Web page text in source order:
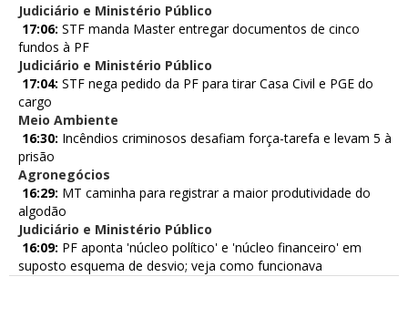
Judiciário e Ministério Público
17:06: STF manda Master entregar documentos de cinco
fundos à PF
Judiciário e Ministério Público
17:04: STF nega pedido da PF para tirar Casa Civil e PGE do
cargo
Meio Ambiente
16:30: Incêndios criminosos desafiam força-tarefa e levam 5 à
prisão
Agronegócios
16:29: MT caminha para registrar a maior produtividade do
algodão
Judiciário e Ministério Público
16:09: PF aponta 'núcleo político' e 'núcleo financeiro' em
suposto esquema de desvio; veja como funcionava